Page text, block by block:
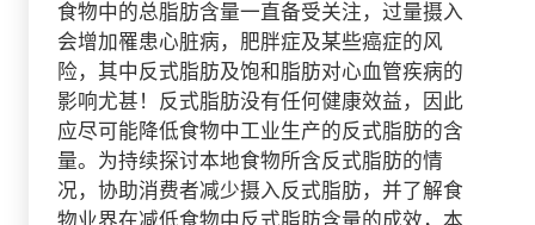
食物中的总脂肪含量一直备受关注，过量摄入
会增加罹患心脏病，肥胖症及某些癌症的风
险，其中反式脂肪及饱和脂肪对心血管疾病的
影响尤甚！反式脂肪没有任何健康效益，因此
应尽可能降低食物中工业生产的反式脂肪的含
量。为持续探讨本地食物所含反式脂肪的情
况，协助消费者减少摄入反式脂肪，并了解食